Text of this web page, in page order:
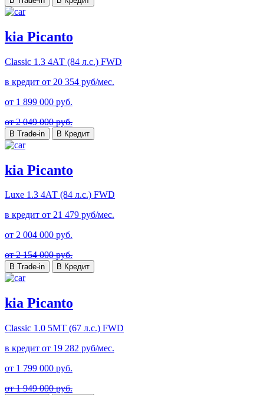
kia Picanto
Classic 1.3 4АТ (84 л.с.) FWD
в кредит от 20 354 руб/мес.
от 1 899 000 руб.
от 2 049 000 руб.
В Trade-in В Кредит
kia Picanto
Luxe 1.3 4АТ (84 л.с.) FWD
в кредит от 21 479 руб/мес.
от 2 004 000 руб.
от 2 154 000 руб.
В Trade-in В Кредит
kia Picanto
Classic 1.0 5МТ (67 л.с.) FWD
в кредит от 19 282 руб/мес.
от 1 799 000 руб.
от 1 949 000 руб.